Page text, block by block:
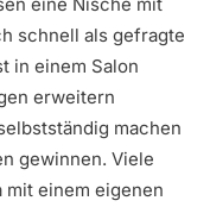
schnell als gefragte
in einem Salon
erweitern
machen
gewinnen. Viele
mit einem eigenen